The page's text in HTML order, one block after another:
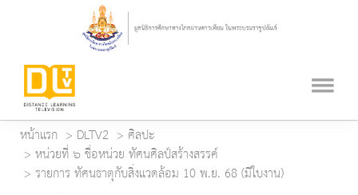
หน้าแรก DLTV2
ศิลปะ
หน่วยที่ ๖ ชื่อหน่วย ทัศนศิลป์สร้างสรรค์
รายการ ทัศนธาตุกับสิ่งแวดล้อม 10 พ.ย. 68 (มีใบงาน)